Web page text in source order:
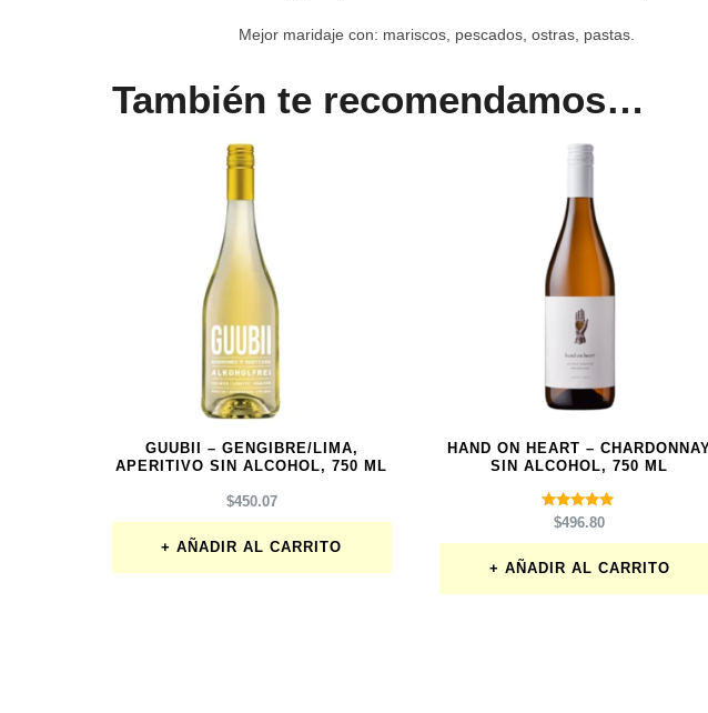
Mejor maridaje con: mariscos, pescados, ostras, pastas.
También te recomendamos…
GUUBII – GENGIBRE/LIMA,
APERITIVO SIN ALCOHOL, 750 ML
$450.07
AÑADIR AL CARRITO
HAND ON HEART – CHARDONNAY
SIN ALCOHOL, 750 ML
Valorado
5.00
de 5
$496.80
AÑADIR AL CARRITO